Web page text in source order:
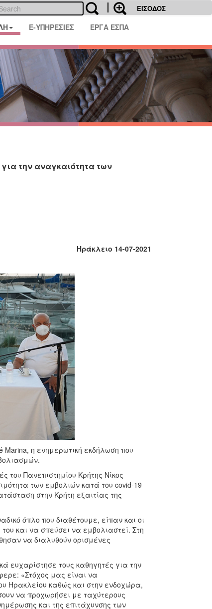
ΕΙΣΟΔΟΣ
E-ΥΠΗΡΕΣΙΕΣ ΕΡΓΑ ΕΣΠΑ
την αναγκαιότητα των
Ηράκλειο 14-07-2021
Marina, η ενημερωτική εκδήλωση που
του Πανεπιστημίου Κρήτης Νίκος
των εμβολιών κατά του covid-19
στην Κρήτη εξαιτίας της
όπλο που διαθέτουμε, είπαν και οι
και να σπεύσει να εμβολιαστεί. Στη
να διαλυθούν ορισμένες
ευχαρίστησε τους καθηγητές για την
«Στόχος μας είναι να
Ηρακλείου καθώς και στην ενδοχώρα,
να προχωρήσει με ταχύτερους
και της επιτάχυνσης των